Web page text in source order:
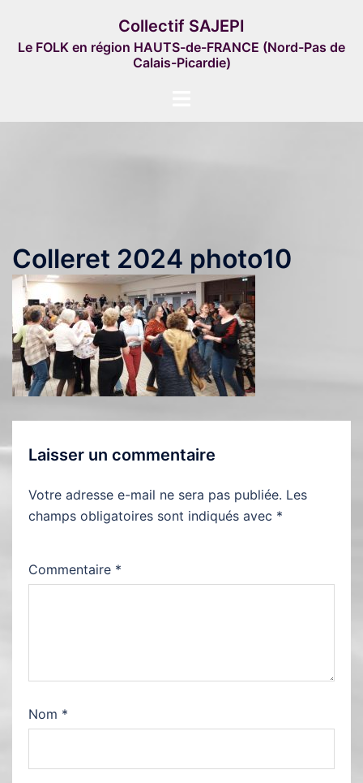
contenu
Collectif SAJEPI
Le FOLK en région HAUTS-de-FRANCE (Nord-Pas de
Calais-Picardie)
Colleret 2024 photo10
Laisser un commentaire
Votre adresse e-mail ne sera pas publiée. Les
champs obligatoires sont indiqués avec *
Commentaire *
Nom *